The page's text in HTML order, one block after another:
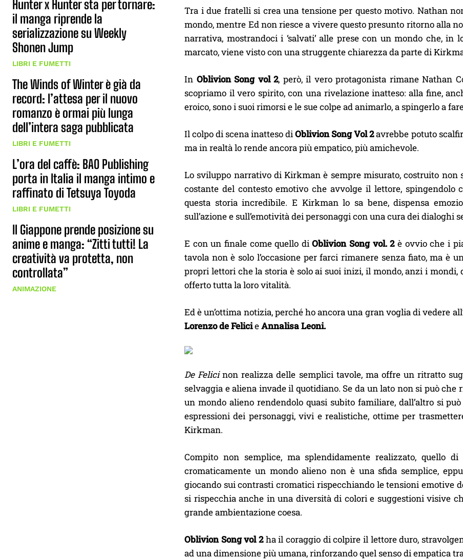
Hunter x Hunter sta per tornare:
il manga riprende la
serializzazione su Weekly
Shonen Jump
LIBRI E FUMETTI
The Winds of Winter è già da
record: l’attesa per il nuovo
romanzo è ormai più lunga
dell’intera saga pubblicata
LIBRI E FUMETTI
L’ora del caffè: BAO Publishing
porta in Italia il manga intimo e
raffinato di Tetsuya Toyoda
LIBRI E FUMETTI
Il Giappone prende posizione su
anime e manga: “Zitti tutti! La
creatività va protetta, non
controllata”
ANIMAZIONE
Tra i due fratelli si crea una tensione per questo motivo. Nathan
mondo, mentre Ed non riesce a vivere questo presunto ritorno alla
narrativa, mostrandoci i ‘salvati’ alle prese con un mondo che,
marcato, viene visto con una struggente chiarezza da parte di
In Oblivion Song vol 2, però, il vero protagonista rimane Nathan
scopriamo il vero spirito, con una rivelazione inatteso: alla fine,
eroico, sono i suoi rimorsi e le sue colpe ad animarlo, a spingerlo a
Il colpo di scena inatteso diOblivion Song Vol 2avrebbe potuto
ma in realtà lo rende ancora più empatico, più amichevole.
Lo sviluppo narrativo di Kirkman è sempre misurato, costruito
costante del contesto emotivo che avvolge il lettore,
questa storia incredibile. E Kirkman lo sa bene, dispensa
sull’azione e sull’emotività dei personaggi con una cura dei dialoghi
E con un finale come quello diOblivion Song vol. 2è ovvio che i
tavola non è solo l’occasione per farci rimanere senza fiato, ma è
propri lettori che la storia è solo ai suoi inizi, il mondo, anzi i mondi,
offerto tutta la loro vitalità.
Ed è un’ottima notizia, perché ho ancora una gran voglia di vedere
Lorenzo de FelicieAnnalisa Leoni.
De Felicinon realizza delle semplici tavole, ma offre un ritratto
selvaggia e aliena invade il quotidiano. Se da un lato non si può
un mondo alieno rendendolo quasi subito familiare, dall’altro si
espressioni dei personaggi, vivi e realistiche, ottime per
Kirkman.
Compito non semplice, ma splendidamente realizzato, quello di
cromaticamente un mondo alieno non è una sfida semplice,
giocando sui contrasti cromatici rispecchiando le tensioni emotive
si rispecchia anche in una diversità di colori e suggestioni visive
grande ambientazione coesa.
Oblivion Song vol 2ha il coraggio di colpire il lettore duro,
ad una dimensione più umana, rinforzando quel senso di empatica